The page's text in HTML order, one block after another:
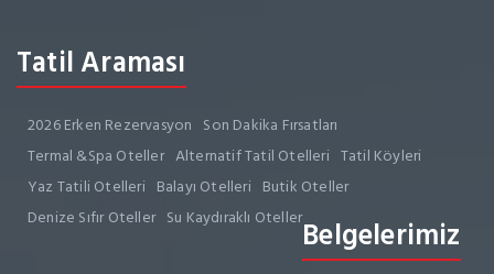
Tatil Araması
2026 Erken Rezervasyon Son Dakika Fırsatları
Termal &Spa Oteller Alternatif Tatil Otelleri Tatil Köyleri
Yaz Tatili Otelleri Balayı Otelleri Butik Oteller
Denize Sıfır Oteller Su Kaydıraklı OtellerBelgelerimiz